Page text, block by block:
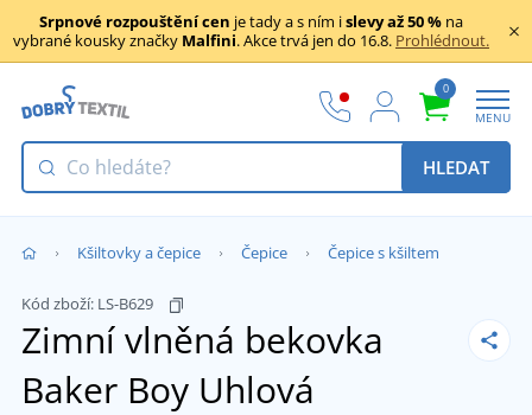
Srpnové rozpouštění cen je tady a s ním islevy až 50 % na
vybrané kousky značky Malfini. Akce trvá jen do 16.8. Prohlédnout.
0
MENU
HLEDAT
Kšiltovky a čepice Čepice Čepice s kšiltem
Kód zboží: LS-B629
Zimní vlněná bekovka
Baker Boy Uhlová